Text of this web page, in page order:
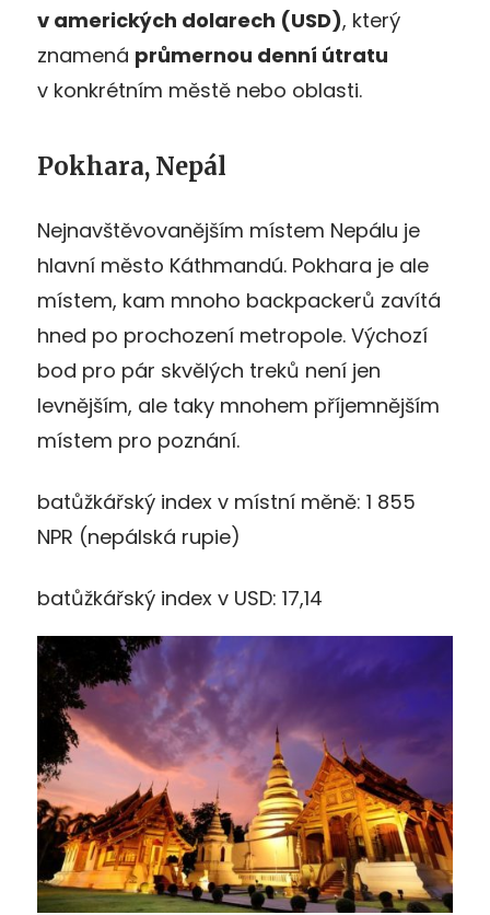
v amerických dolarech (USD), který
znamená průmernou denní útratu
v konkrétním městě nebo oblasti.
Pokhara, Nepál
Nejnavštěvovanějším místem Nepálu je
hlavní město Káthmandú. Pokhara je ale
místem, kam mnoho backpackerů zavítá
hned po prochození metropole. Výchozí
bod pro pár skvělých treků není jen
levnějším, ale taky mnohem příjemnějším
místem pro poznání.
batůžkářský index v místní měně: 1 855
NPR (nepálská rupie)
batůžkářský index v USD: 17,14